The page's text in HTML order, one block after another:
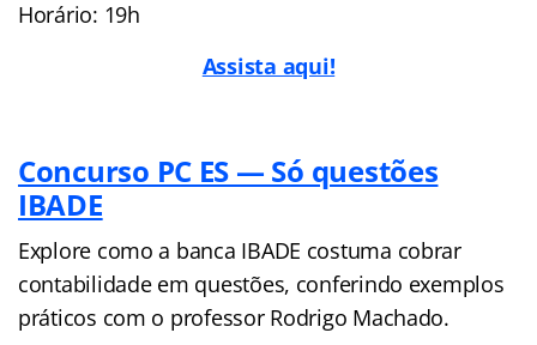
Horário: 19h
Assista aqui!
Concurso PC ES — Só questões
IBADE
Explore como a banca IBADE costuma cobrar
contabilidade em questões, conferindo exemplos
práticos com o professor Rodrigo Machado.